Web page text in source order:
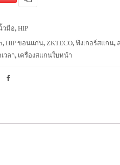
วมือ, HIP
, HIP ขอนแก่น, ZKTECO, ฟิงเกอร์สแกน,
วลา, เครื่องสแกนใบหน้า